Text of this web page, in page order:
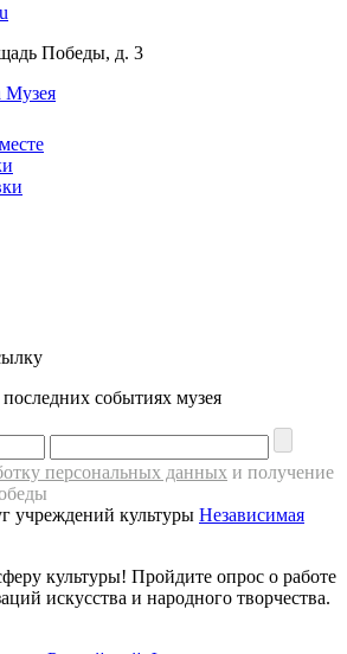
Победы, д. 3
Музея
событиях музея
персональных данных и получение
учреждений культуры Независимая
культуры! Пройдите опрос о работе
искусства и народного творчества.